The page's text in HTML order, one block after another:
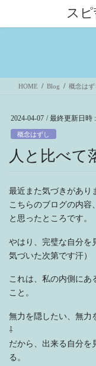
ス
ン
ス
HOME Blog 概念はず
2024-04-07 / 最終更新日時 :
概念はずし
人と比べて
最近また気づきがあり
こちらのブログの内容
と思ったところです。
やはり、完璧な自分を
気づいた次第です汗）
これは、私の内側にあ
こと。
無力を隠したい、無力
⇩
だから、出来る自分を
る。